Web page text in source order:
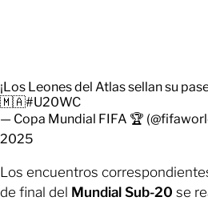
¡Los Leones del Atlas sellan su
🇲🇦#U20WC
— Copa Mundial FIFA 🏆
2025
Los encuentros
de final del Mundial Sub-20 se